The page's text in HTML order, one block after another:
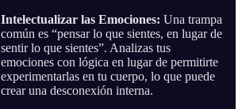
Intelectualizar las Emociones: Una trampa
común es “pensar lo que sientes, en lugar de
sentir lo que sientes”. Analizas tus
emociones con lógica en lugar de permitirte
experimentarlas en tu cuerpo, lo que puede
crear una desconexión interna.